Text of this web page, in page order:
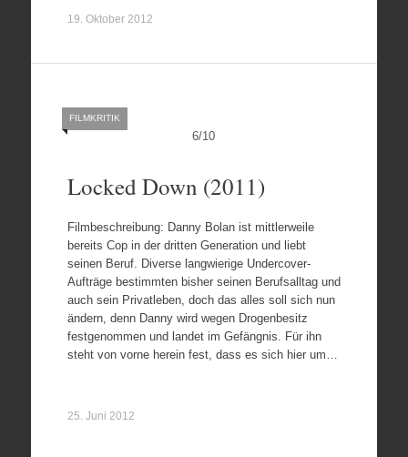
19. Oktober 2012
6/10
FILMKRITIK
Locked Down (2011)
Filmbeschreibung: Danny Bolan ist mittlerweile
bereits Cop in der dritten Generation und liebt
seinen Beruf. Diverse langwierige Undercover-
Aufträge bestimmten bisher seinen Berufsalltag und
auch sein Privatleben, doch das alles soll sich nun
ändern, denn Danny wird wegen Drogenbesitz
festgenommen und landet im Gefängnis. Für ihn
steht von vorne herein fest, dass es sich hier um…
25. Juni 2012